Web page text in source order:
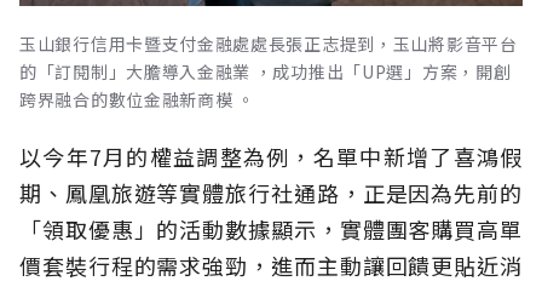
玉山銀行信用卡暨支付金融處處長張正志提到，玉山將影音平台
的「訂閱制」大膽導入金融業 ，成功推出「UP選」方案，開創
跨界融合的數位金融新商模 。
以今年7月的權益調整為例，名單中新增了喜鴻假
期、鳳凰旅遊等實體旅行社通路，正是因為先前的
「領取優惠」的活動數據顯示，實體團客購買高單
價套裝行程的需求強勁，進而主動讓回饋更貼近消